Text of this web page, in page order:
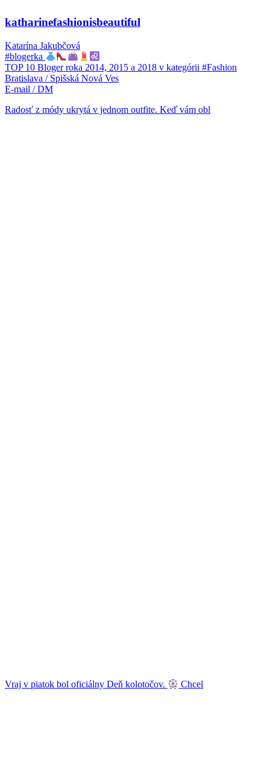
katharinefashionisbeautiful
Katarína Jakubčová
#blogerka
TOP 10 Bloger roka 2014, 2015 a 2018 v kategórii #Fashion
Bratislava / Spišská Nová Ves
E-mail / DM
Radosť z módy ukrytá v jednom outfite. Keď vám obl
Vraj v piatok bol oficiálny Deň kolotočov. Chcel